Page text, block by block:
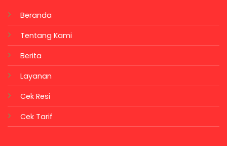
Beranda
Tentang Kami
Berita
Layanan
Cek Resi
Cek Tarif